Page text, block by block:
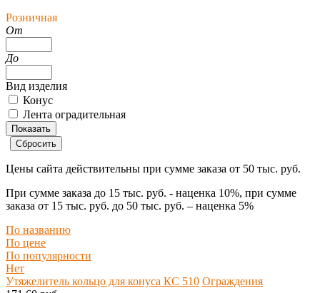
Розничная
От
До
Вид изделия
Конус
Лента оградительная
Цены сайта действительны при сумме заказа от 50 тыс. руб.
При сумме заказа до 15 тыс. руб. - наценка 10%, при сумме
заказа от 15 тыс. руб. до 50 тыс. руб. – наценка 5%
По названию
По цене
По популярности
Нет
Утяжелитель кольцо для конуса КС 510 Ограждения